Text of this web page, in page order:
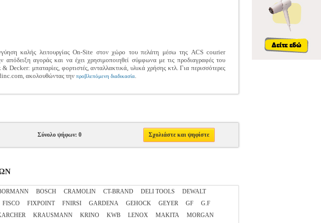
καλής λειτουργίας On-Site στον χώρο του πελάτη μέσω της ACS courier
αγοράς και να έχει χρησιμοποιηθεί σύμφωνα με τις προδιαγραφές του
μπαταρίες, φορτιστές, ανταλλακτικά, υλικά χρήσης κτλ. Για περισσότερες
ακολουθώντας την προβλεπόμενη διαδικασία.
Σύνολο ψήφων: 0 Σχολιάστε και ψηφίστε
BOSCH CRAMOLIN CT-BRAND DELI TOOLS
DEWALT
FISCO FIXPOINT FNIRSI GARDENA GEHOCK GEYER GF
G.F
KRAUSMANN KRINO KWB LENOX MAKITA
MORGAN